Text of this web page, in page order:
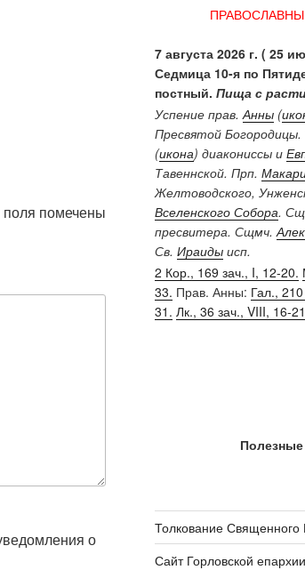
помечены
о
7 августа 2026 г. ( 25
Седмица 10-я по
постный. Пища с
Успение прав.Анны(
Пресвятой
(икона) диакониссы и
Тавеннской. Прп.
Желтоводского,
Вселенского Собора.
пресвитера. Сщмч.
Св. Ираидыисп.
2 Кор., 169 зач., I, 12-20.
33. Прав. Анны: Гал.,
31. Лк., 36 зач., VIII, 16-
Толкование Священного
Сайт Горловской епархии